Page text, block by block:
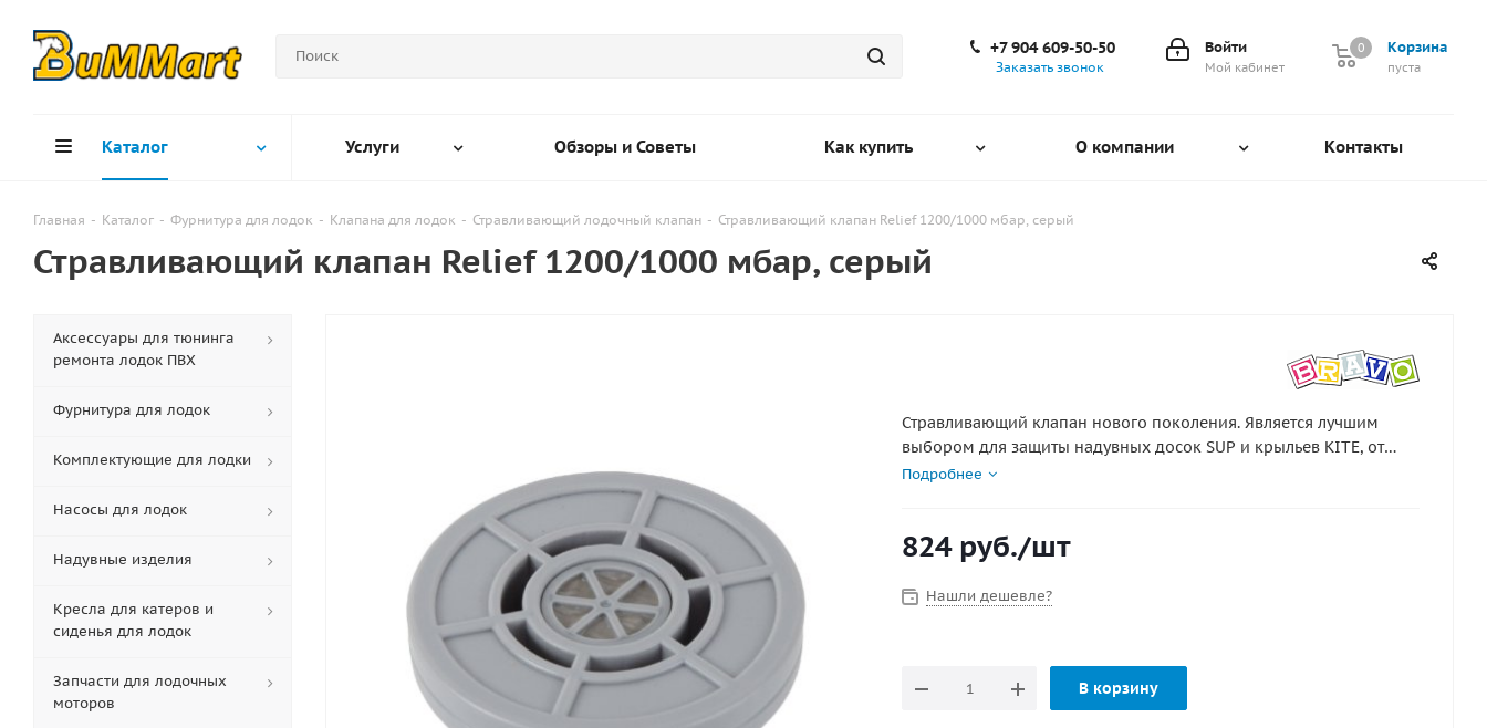
Корзина
0
пуста
0
Войти
Мой кабинет
+7 904 609-50-50
Заказать звонок
Каталог Услуги Обзоры и Советы Как купить О компании Контакты
Главная - Каталог - Фурнитура для лодок - Клапана для лодок - Стравливающий лодочный клапан - Стравливающий клапан Relief 1200/1000 мбар, серый
Стравливающий клапан Relief 1200/1000 мбар, серый
Стравливающий клапан нового поколения. Является лучшим
выбором для защиты надувных досок SUP и крыльев KITE, от
превышения давления при накачивании или при сильном
Тело клапана и ответная части изготовлены из инженерно –
технического пластика с высокой прочностью POM (полиацеталь).
Воздушные отверстия закрыты сеткой двойного плетения из
Номинальное давление открытия клапана 1200 мбар (-5 +20%).
Номинальное давление открытия клапана 1000 мбар (-5 +20%).
Подробнее
824руб./шт
Нашли дешевле?
В корзину
Аксессуары для тюнинга
ремонта лодок ПВХ
Фурнитура для лодок
Комплектующие для лодки
Насосы для лодок
Надувные изделия
Кресла для катеров и
сиденья для лодок
Запчасти для лодочных
моторов